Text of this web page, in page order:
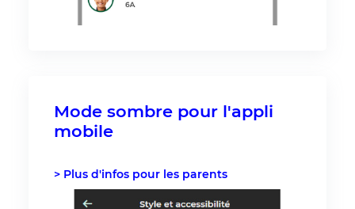
Mode sombre pour l'appli
mobile
> Plus d'infos pour les parents